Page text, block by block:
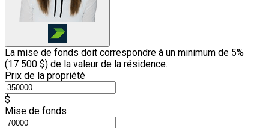
La mise de fonds doit correspondre à un minimum de 5%
(17 500 $) de la valeur de la résidence.
Prix de la propriété
$
Mise de fonds